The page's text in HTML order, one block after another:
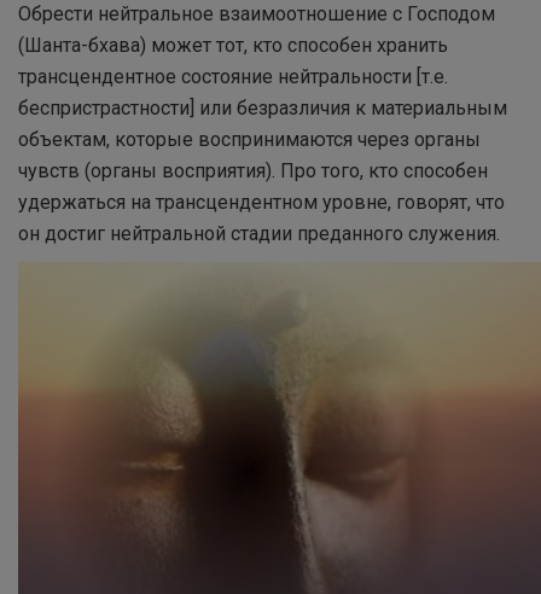
Обрести нейтральное взаимоотношение с Господом
(Шанта-бхава) может тот, кто способен хранить
трансцендентное состояние нейтральности [т.е.
беспристрастности] или безразличия к материальным
объектам, которые воспринимаются через органы
чувств (органы восприятия). Про того, кто способен
удержаться на трансцендентном уровне, говорят, что
он достиг нейтральной стадии преданного служения.